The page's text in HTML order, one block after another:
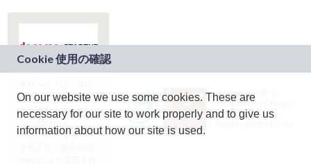
ドコモグループの新
規事業創出プログラ
ム「docomo
STARTUP」を通じて
JASRAC許諾番号：
9024936001Y45037
JASRAC許諾番号：
On our website we use some cookies. These are
necessary for our site to work properly and to give us
information about how our site is used.